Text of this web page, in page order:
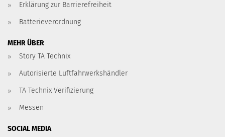
Erklärung zur Barrierefreiheit
Batterieverordnung
MEHR ÜBER
Story TA Technix
Autorisierte Luftfahrwerkshändler
TA Technix Verifizierung
Messen
SOCIAL MEDIA